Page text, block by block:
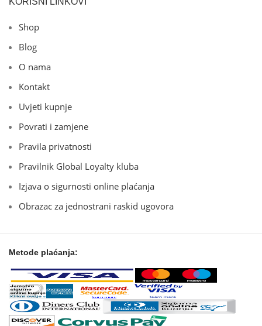
Shop
Blog
O nama
Kontakt
Uvjeti kupnje
Povrati i zamjene
Pravila privatnosti
Pravilnik Global Loyalty kluba
Izjava o sigurnosti online plaćanja
Obrazac za jednostrani raskid ugovora
Metode plaćanja: